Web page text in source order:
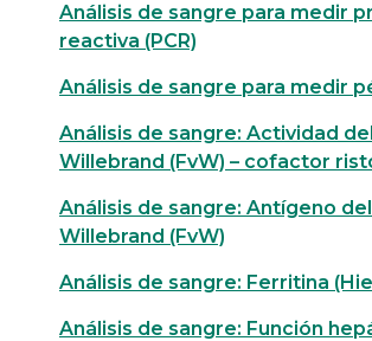
Análisis de sangre para medir
reactiva (PCR)
Análisis de sangre para medir
Análisis de sangre: Actividad
Willebrand (FvW) – cofactor
Análisis de sangre: Antígeno
Willebrand (FvW)
Análisis de sangre: Ferritina
Análisis de sangre: Función